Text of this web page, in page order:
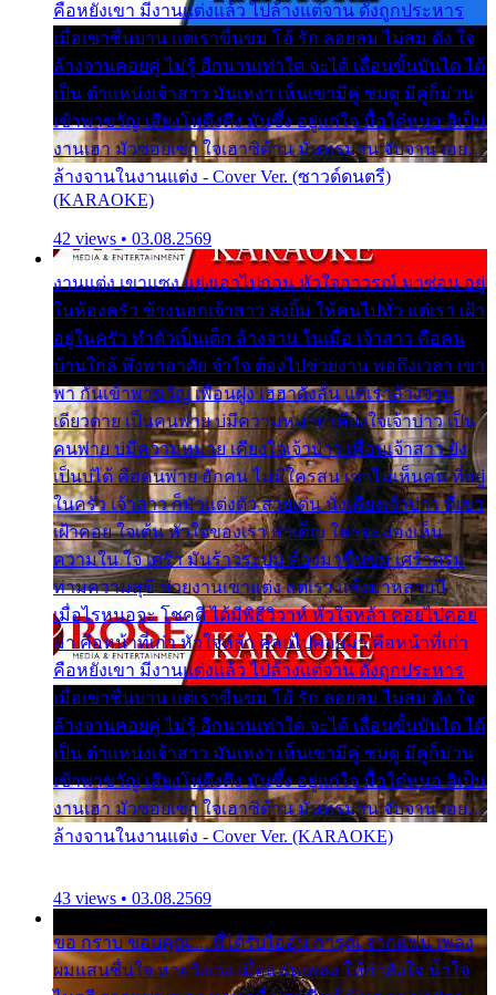
คือหยังเขา มีงานแต่งแล้ว ไปล้างแต่จาน ดั่งถูกประหาร
เมื่อเขาชื่นบาน แต่เราขื่นขม โอ้ รัก ลอยลม ไม่สม ดัง ใจ
ล้างจานคอยคู่ ไม่รู้ อีกนานเท่าใด จะได้ เลื่อนขั้นบันได ได้
เป็น ตำแหน่งเจ้าสาว มันเหงา เห็นเขามีคู่ ซมดู มีคู่ก็ม่วน
เข้าพาขวัญ เสียงโห่ตึงตึง มันซึ้ง อยู่แก่ใจ มื้อใด๋หนอ สิเป็น
งานเฮา มัวซอยเขา ใจเฮาซิด้าน มันทรมาน จับจาน เอย…
ล้างจานในงานแต่ง - Cover Ver. (ซาวด์ดนตรี)
(KARAOKE)
42 views • 03.08.2569
งานแต่ง เขาแซง แย่งเอาไปก่อน หัวใจอาวรณ์ มาซ่อน อยู่
ในห้องครัว ข้างนอกเจ้าสาว ส่งยิ้ม ให้คนไปทั่ว แต่เรา เฝ้า
อยู่ในครัว ทำตัวเป็นเด็ก ล้างจาน ในเมื่อ เจ้าสาว คือคน
บ้านใกล้ พึ่งพาอาศัย จำใจ ต้องไปช่วยงาน พอถึงเวลา เขา
พา กันเข้าพาขวัญ เพื่อนฝูง เฮฮาดังลั่น แต่เราล้างจาน
เดียวดาย เป็นคนพ่าย บ่มีความหมาย เคียงใจเจ้าบ่าว เป็น
คนพ่าย บ่มีความหมาย เคียงใจเจ้าบ่าว เพื่อนเจ้าสาว ยัง
เป็นบ่ได้ คือคนพ่าย ฮักคน ไม่มีใครสน เขาไม่เห็นคน ที่อยู่
ในครัว เจ้าสาว ก็มัวแต่งตัว สวยเด่น นั่งเคียงเจ้าบ่าว ที่เขา
เฝ้าคอย ใจเต้น หัวใจของเรา ลำเค็ญ ใครจะมองเห็น
ความใน ใจ เศร้า มันร้าวระบม ต้องมาขื่นขม เศร้าตรม
ท่ามความสุขี ช่วยงานเขาแต่ง แต่เรา แล้งมาหลายปี
เมื่อไรหนอจะ โชคดี ได้มีพิธีวิวาห์ หัวใจหล้า คอยไปคอย
มา คือหน้าที่เก่า หัวใจหล้า คอยไปคอยมา คือหน้าที่เก่า
คือหยังเขา มีงานแต่งแล้ว ไปล้างแต่จาน ดั่งถูกประหาร
เมื่อเขาชื่นบาน แต่เราขื่นขม โอ้ รัก ลอยลม ไม่สม ดัง ใจ
ล้างจานคอยคู่ ไม่รู้ อีกนานเท่าใด จะได้ เลื่อนขั้นบันได ได้
เป็น ตำแหน่งเจ้าสาว มันเหงา เห็นเขามีคู่ ซมดู มีคู่ก็ม่วน
เข้าพาขวัญ เสียงโห่ตึงตึง มันซึ้ง อยู่แก่ใจ มื้อใด๋หนอ สิเป็น
งานเฮา มัวซอยเขา ใจเฮาซิด้าน มันทรมาน จับจาน เอย…
ล้างจานในงานแต่ง - Cover Ver. (KARAOKE)
43 views • 03.08.2569
ขอ กราบ ขอบคุณ.... ที่ได้รับไออุ่น การุณ จากแฟน เพลง
ผมแสนชื่นใจ หายวังเวง เมื่อแฟนเพลง ให้กำลังใจ น้ำใจ